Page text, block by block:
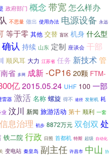
政府部门 概念 带宽 怎么样办
不思量 做出 使用办法 电源设备 永远
等于零 其他 交替 盲区 机身 什么型
确认 持续 山东 定制 座谈会 干部
顺风耳 大力 江苏省 任务 新技术管
省 多网 成新-CP16 20颗 FTM-
亿2015.05.24 UHF 100 一部
雷器 激活 名称 螺旋 得不 途径 发射机 耗
业 汶川 新闻 旅游活动 第十 顺利 一套
信息治理 初步 8872万元 双创双 处
铁二院 行政 日照 首都机 特斯 超级 自动化
变电站 秦皇岛 副主任 许昌市 中山 协